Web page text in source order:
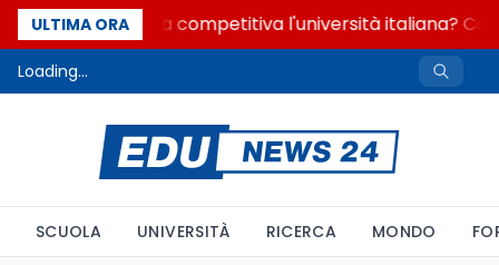
ULTIMA ORA
Quanto è ancora competitiva l'università italiana?
Loading...
SCUOLA UNIVERSITÀ RICERCA MONDO